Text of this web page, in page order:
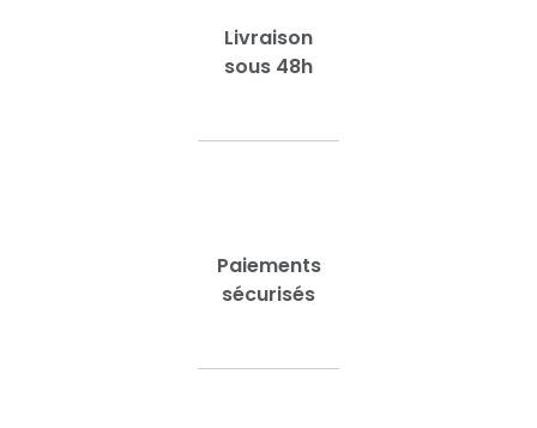
Livraison
sous 48h
Paiements
sécurisés